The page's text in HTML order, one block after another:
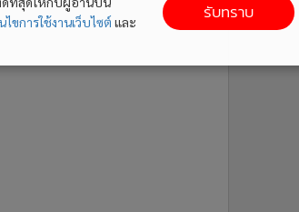
ขการใช้งานเว็บไซต์และ
รับทราบ